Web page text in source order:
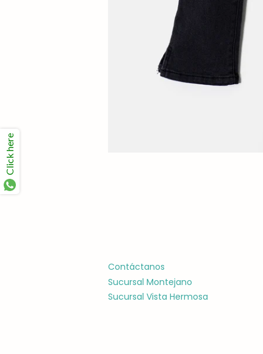
Contáctanos
Sucursal Montejano
Sucursal Vista Hermosa
Click here